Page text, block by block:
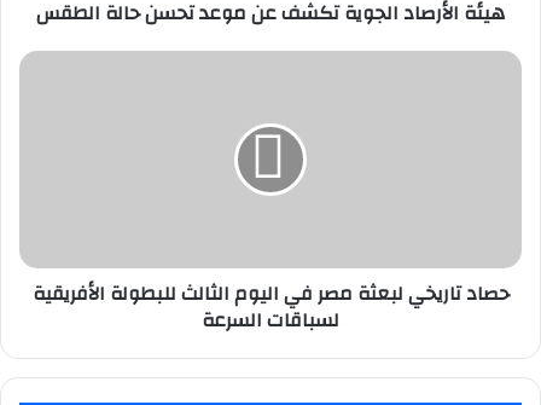
هيئة الأرصاد الجوية تكشف عن موعد تحسن حالة الطقس
حصاد
الأفريقية
لسباقات
حصاد تاريخي لبعثة مصر في اليوم الثالث للبطولة الأفريقية
لسباقات السرعة